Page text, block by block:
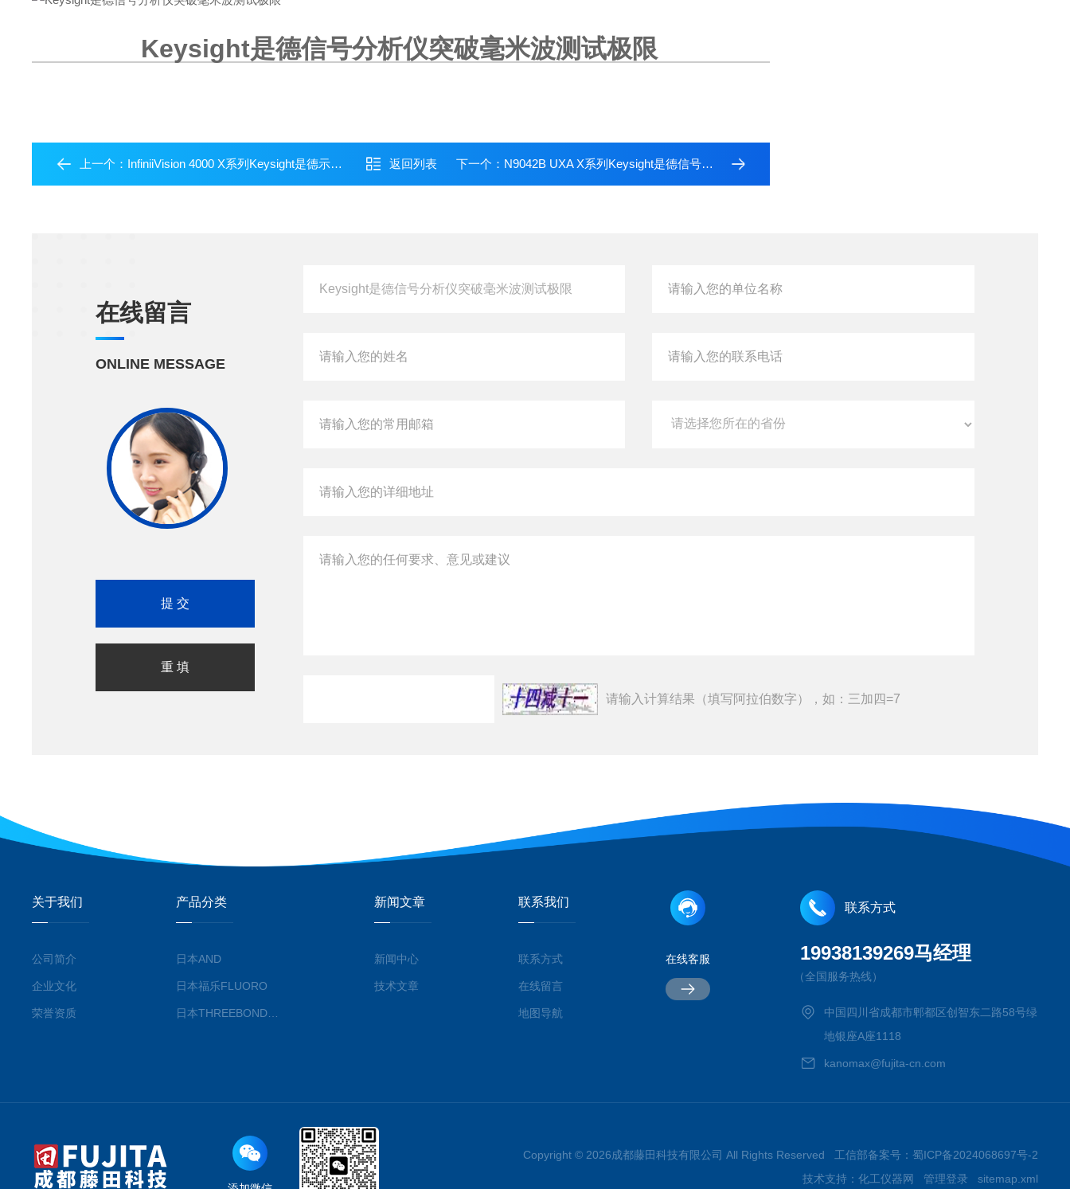
Keysight是德信号分析仪突破毫米波测试极限
上一个： InfiniiVision 4000 X系列Keysight是德示波器捕捉罕见信号系统真相 返回列表 下一个： N9042B UXA X系列Keysight是德信号分析仪精准驾驭雷达与卫星
在线留言
ONLINE MESSAGE
请输入计算结果（填写阿拉伯数字），如：三加四=7
关于我们
公司简介
企业文化
荣誉资质
产品分类
日本AND
日本福乐FLUORO
日本THREEBOND三键株式会社
新闻文章
新闻中心
技术文章
联系我们
联系方式
在线留言
地图导航
在线客服
联系方式
19938139269马经理
（全国服务热线）
中国四川省成都市郫都区创智东二路58号绿
地银座A座1118
kanomax@fujita-cn.com
Copyright © 2026成都藤田科技有限公司 All Rights Reserved 工信部备案号： 蜀ICP备2024068697号-2
技术支持： 化工仪器网 管理登录 sitemap.xml